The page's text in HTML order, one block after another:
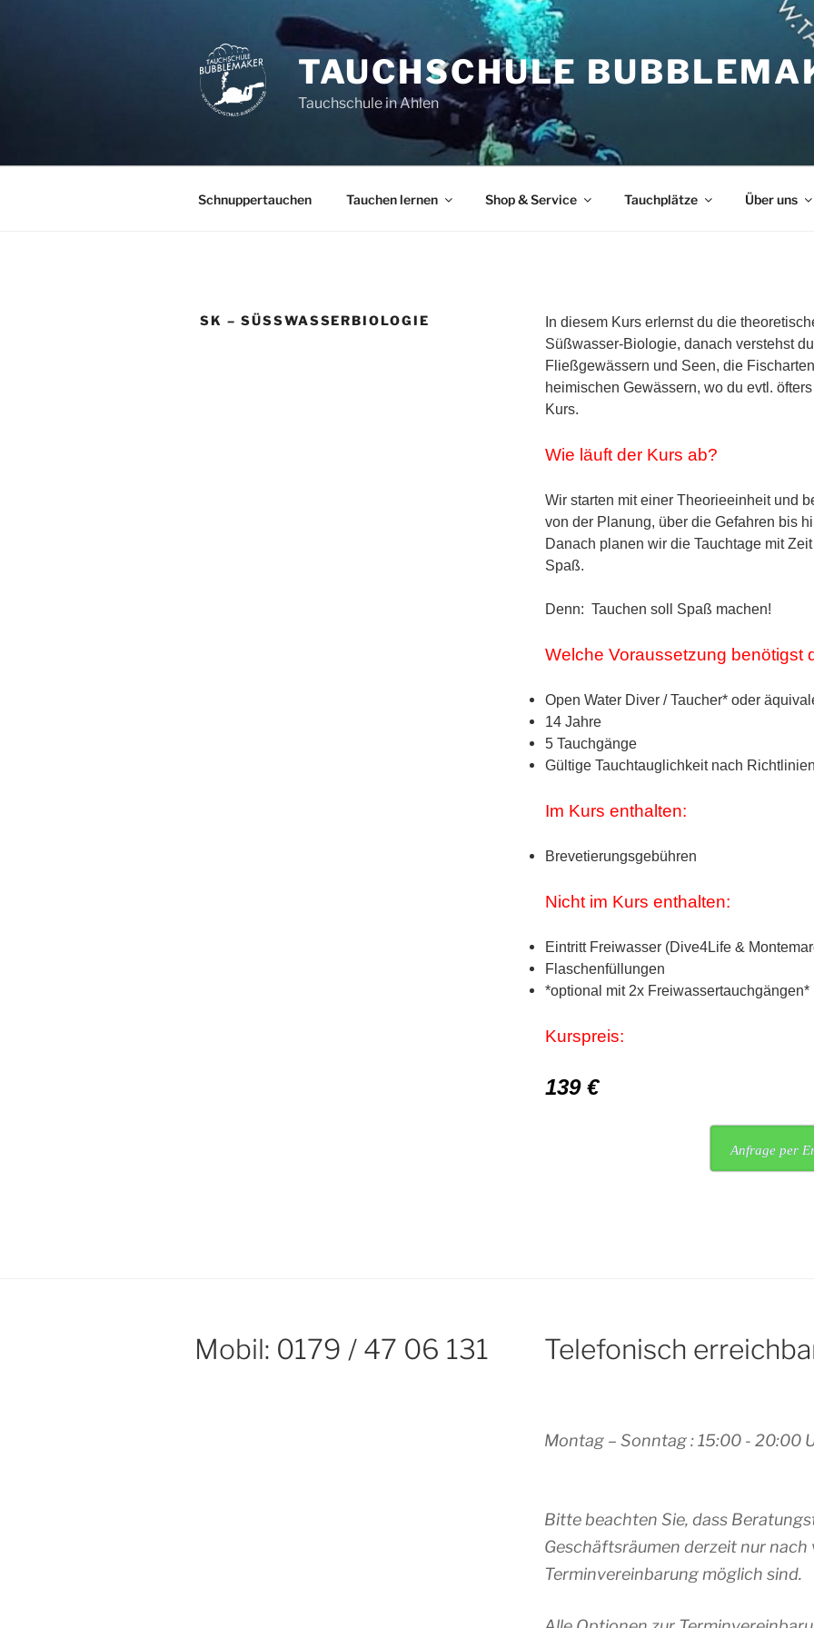
TAUCHSCHULE
Tauchschule in Ahlen
Schnuppertauchen Tauchen lernen Shop & Service Tauchplätze Über uns
SK – SÜSSWASSERBIOLOGIE
In diesem Kurs erlernst du die
Süßwasser-Biologie, danach verstehst
Fließgewässern und Seen, die
heimischen Gewässern, wo du evtl.
Kurs.
Wie läuft der Kurs ab?
Wir starten mit einer Theorieeinheit und
von der Planung, über die Gefahren bis
Danach planen wir die Tauchtage mit
Spaß.
Denn: Tauchen soll Spaß machen!
Welche Voraussetzung benötigst
Open Water Diver / Taucher* oder
14 Jahre
5 Tauchgänge
Gültige Tauchtauglichkeit nach
Im Kurs enthalten:
Brevetierungsgebühren
Nicht im Kurs enthalten:
Eintritt Freiwasser (Dive4Life &
Flaschenfüllungen
*optional mit 2x Freiwassertauchgängen*
Kurspreis:
139 €
Anfrage per
Mobil: 0179 / 47 06 131 Telefonisch
Montag – Sonntag : 15:00 - 20:00
Bitte beachten Sie, dass
Geschäftsräumen derzeit nur nach
Terminvereinbarung möglich sind.